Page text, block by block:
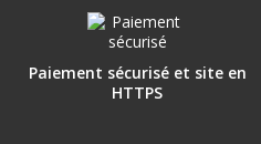
Paiement sécurisé et site en
HTTPS